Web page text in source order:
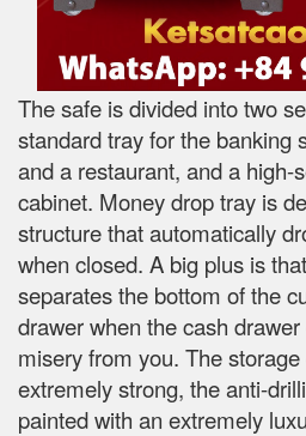
The safe is divided into two
standard tray for the banking
and a restaurant, and a high-
cabinet. Money drop tray is
structure that automatically
when closed. A big plus is
separates the bottom of the
drawer when the cash
misery from you. The
extremely strong, the anti-
painted with an extremely